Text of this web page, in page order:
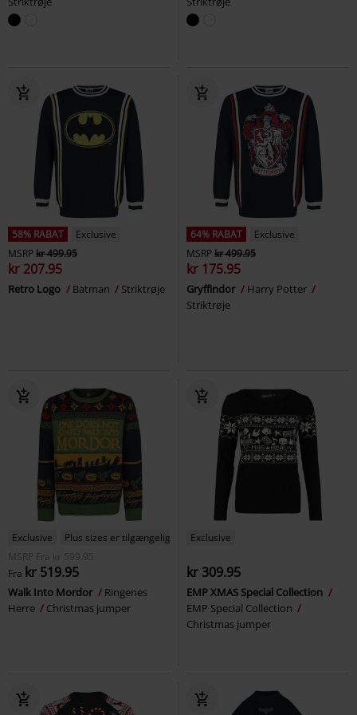
58% RABAT
Exclusive
MSRPkr 499.95
kr 207.95
Retro Logo Batman Striktrøje
64% RABAT
Exclusive
MSRPkr 499.95
kr 175.95
Gryffindor
Harry Potter
Striktrøje
Exclusive
Plus sizes er tilgængelige
MSRP
Fra kr 599.95
Fra kr 519.95
Walk Into Mordor
Ringenes
Herre
Christmas jumper
Exclusive
kr 309.95
EMP XMAS Special Collection
EMP Special Collection
Christmas jumper